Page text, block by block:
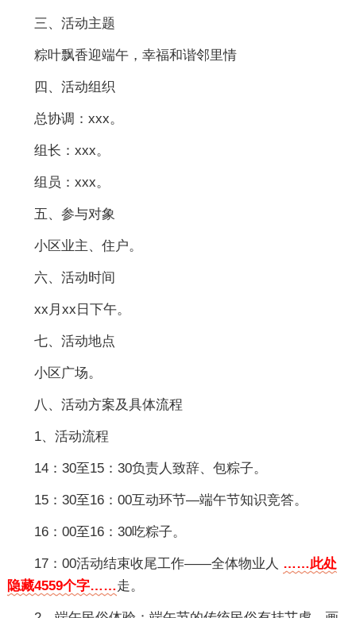
三、活动主题
粽叶飘香迎端午，幸福和谐邻里情
四、活动组织
总协调：xxx。
组长：xxx。
组员：xxx。
五、参与对象
小区业主、住户。
六、活动时间
xx月xx日下午。
七、活动地点
小区广场。
八、活动方案及具体流程
1、活动流程
14：30至15：30负责人致辞、包粽子。
15：30至16：00互动环节—端午节知识竞答。
16：00至16：30吃粽子。
17：00活动结束收尾工作——全体物业人 ……此处
隐藏4559个字……走。